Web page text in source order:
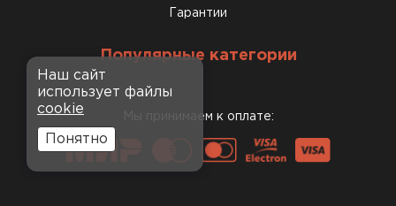
Гарантии
Популярные категории
Мы принимаем к оплате:
Наш сайт
использует файлы
cookie
Понятно